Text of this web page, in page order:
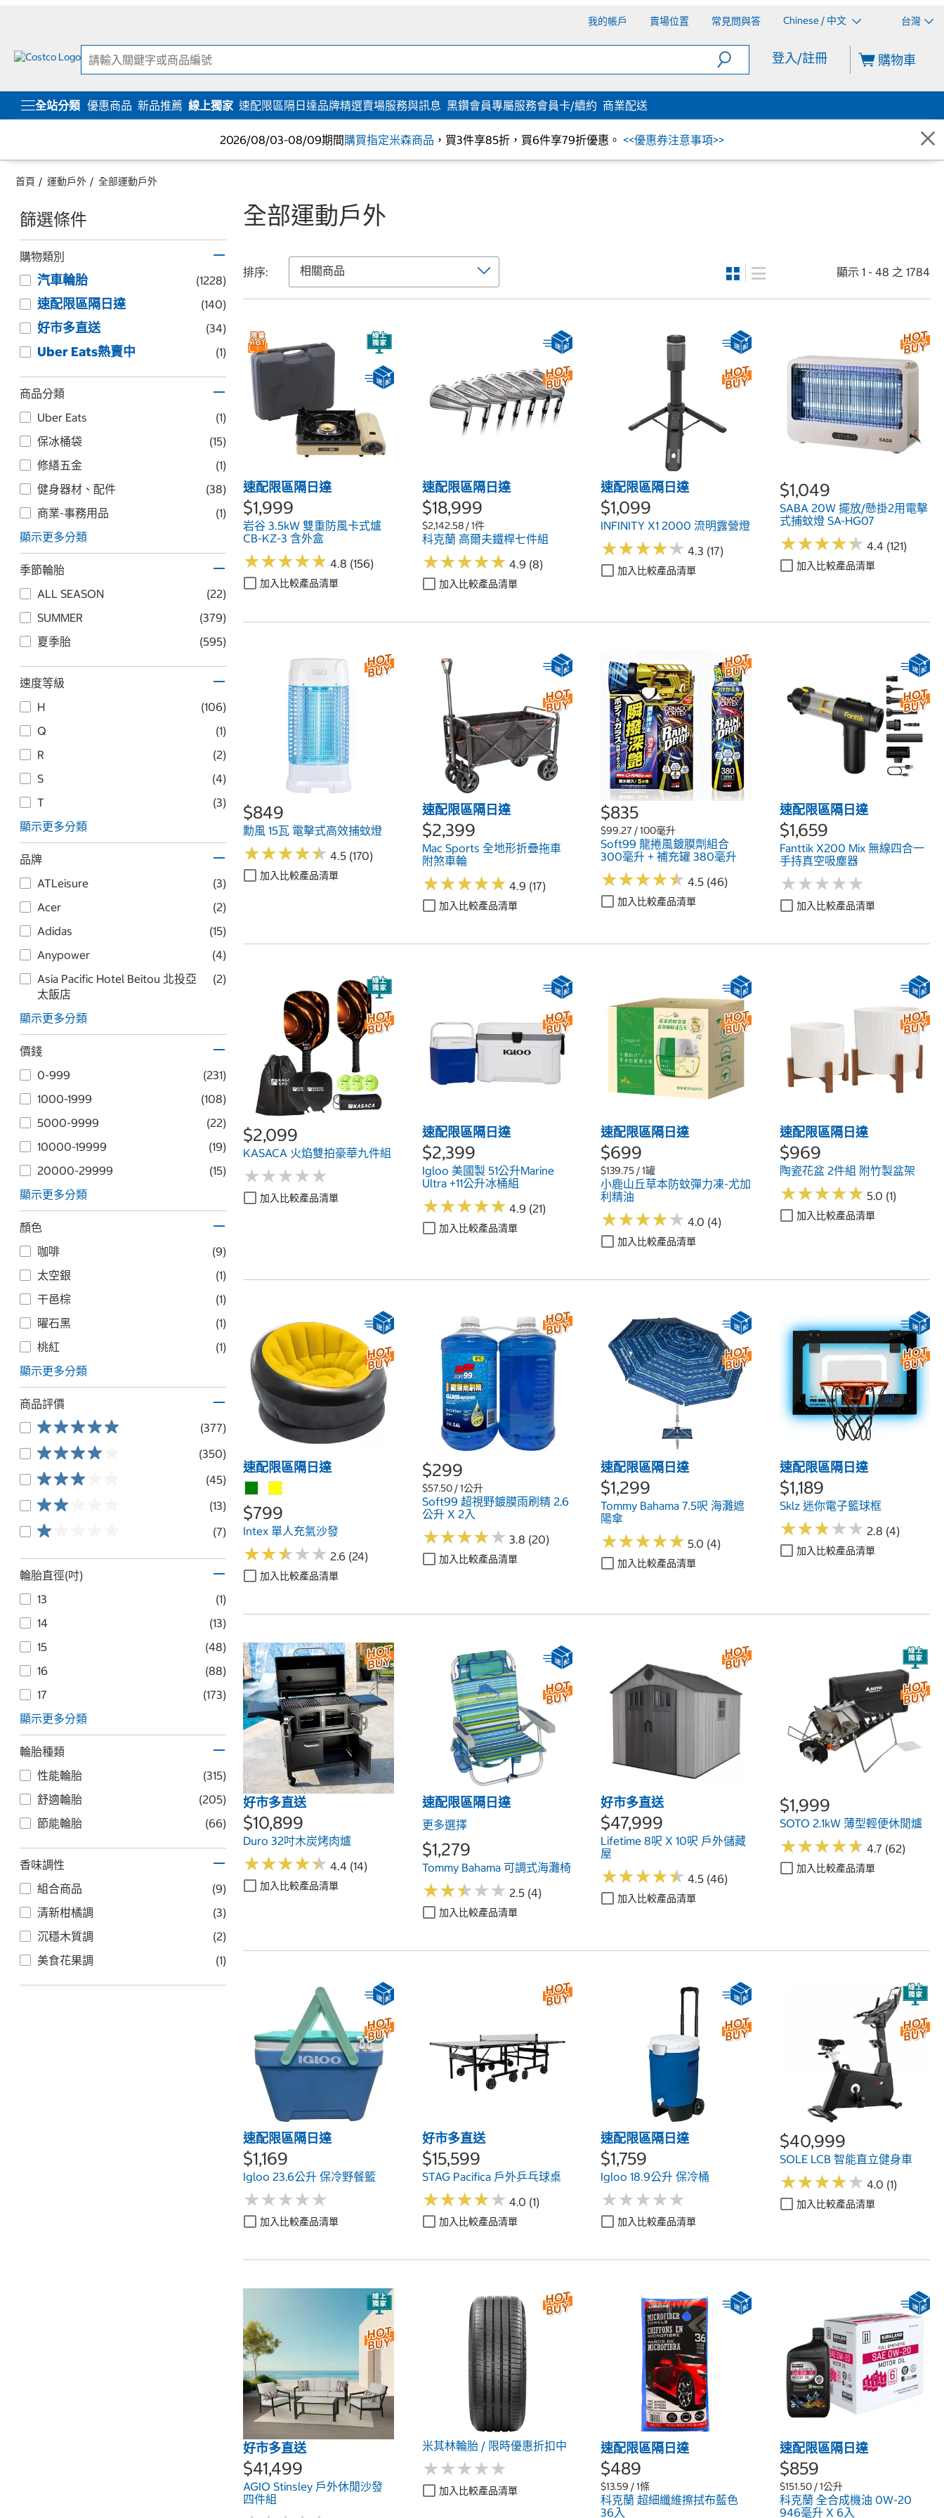
我的帳戶 賣場位置 常見問與答 Chinese / 中文 台灣
登入/註冊 購物車
全站分類 優惠商品 新品推薦 線上獨家 速配限區隔日達品牌精選賣場服務與訊息 黑鑽會員專屬服務會員卡/續約 商業配送
2026/08/03-08/09期間購買指定米森商品 ，買3件享85折，買6件享79折優惠。 <<優惠券注意事項>>
首頁 運動戶外 全部運動戶外
篩選條件
購物類別
汽車輪胎 (1228)
速配限區隔日達 (140)
好市多直送 (34)
Uber Eats熱賣中 (1)
商品分類
Uber Eats
(1)
保冰桶袋
(15)
修繕五金
(1)
健身器材、配件
(38)
商業-事務用品
(1)
顯示更多分類
季節輪胎
ALL SEASON
(22)
SUMMER
(379)
夏季胎
(595)
速度等級
H
(106)
Q
(1)
R
(2)
S
(4)
T
(3)
顯示更多分類
品牌
ATLeisure
(3)
Acer
(2)
Adidas
(15)
Anypower
(4)
Asia Pacific Hotel Beitou 北投亞
太飯店
(2)
顯示更多分類
價錢
0-999
(231)
1000-1999
(108)
5000-9999
(22)
10000-19999
(19)
20000-29999
(15)
顯示更多分類
顏色
咖啡
(9)
太空銀
(1)
干邑棕
(1)
曜石黑
(1)
桃紅
(1)
顯示更多分類
商品評價
(377)
(350)
(45)
(13)
(7)
輪胎直徑(吋)
13
(1)
14
(13)
15
(48)
16
(88)
17
(173)
顯示更多分類
輪胎種類
性能輪胎
(315)
舒適輪胎
(205)
節能輪胎
(66)
香味調性
組合商品
(9)
清新柑橘調
(3)
沉穩木質調
(2)
美食花果調
(1)
全部運動戶外
排序: 顯示 1 - 48 之 1784
速配限區隔日達
$1,999
岩谷 3.5kW 雙重防風卡式爐
CB-KZ-3 含外盒
★★★★★
★★★★★ 4.8 (156)
加入比較產品清單
速配限區隔日達
$18,999
$2,142.58 / 1件
科克蘭 高爾夫鐵桿七件組
★★★★★
★★★★★ 4.9 (8)
加入比較產品清單
速配限區隔日達
$1,099
INFINITY X1 2000 流明露營燈
★★★★★
★★★★★ 4.3 (17)
加入比較產品清單
$1,049
SABA 20W 擺放/懸掛2用電擊
式捕蚊燈 SA-HG07
★★★★★
★★★★★ 4.4 (121)
加入比較產品清單
$849
勳風 15瓦 電擊式高效捕蚊燈
★★★★★
★★★★★ 4.5 (170)
加入比較產品清單
速配限區隔日達
$2,399
Mac Sports 全地形折疊拖車
附煞車輪
★★★★★
★★★★★ 4.9 (17)
加入比較產品清單
$835
$99.27 / 100毫升
Soft99 龍捲風鍍膜劑組合
300毫升 + 補充罐 380毫升
★★★★★
★★★★★ 4.5 (46)
加入比較產品清單
速配限區隔日達
$1,659
Fanttik X200 Mix 無線四合一
手持真空吸塵器
★★★★★
★★★★★
加入比較產品清單
$2,099
KASACA 火焰雙拍豪華九件組
★★★★★
★★★★★
加入比較產品清單
速配限區隔日達
$2,399
Igloo 美國製 51公升Marine
Ultra +11公升冰桶組
★★★★★
★★★★★ 4.9 (21)
加入比較產品清單
速配限區隔日達
$699
$139.75 / 1罐
小鹿山丘草本防蚊彈力凍-尤加
利精油
★★★★★
★★★★★ 4.0 (4)
加入比較產品清單
速配限區隔日達
$969
陶瓷花盆 2件組 附竹製盆架
★★★★★
★★★★★ 5.0 (1)
加入比較產品清單
速配限區隔日達
$799
Intex 單人充氣沙發
★★★★★
★★★★★ 2.6 (24)
加入比較產品清單
$299
$57.50 / 1公升
Soft99 超視野鍍膜雨刷精 2.6
公升 X 2入
★★★★★
★★★★★ 3.8 (20)
加入比較產品清單
速配限區隔日達
$1,299
Tommy Bahama 7.5呎 海灘遮
陽傘
★★★★★
★★★★★ 5.0 (4)
加入比較產品清單
速配限區隔日達
$1,189
Sklz 迷你電子籃球框
★★★★★
★★★★★ 2.8 (4)
加入比較產品清單
好市多直送
$10,899
Duro 32吋木炭烤肉爐
★★★★★
★★★★★ 4.4 (14)
加入比較產品清單
速配限區隔日達
更多選擇
$1,279
Tommy Bahama 可調式海灘椅
★★★★★
★★★★★ 2.5 (4)
加入比較產品清單
好市多直送
$47,999
Lifetime 8呎 X 10呎 戶外儲藏
屋
★★★★★
★★★★★ 4.5 (46)
加入比較產品清單
$1,999
SOTO 2.1kW 薄型輕便休閒爐
★★★★★
★★★★★ 4.7 (62)
加入比較產品清單
速配限區隔日達
$1,169
Igloo 23.6公升 保冷野餐籃
★★★★★
★★★★★
加入比較產品清單
好市多直送
$15,599
STAG Pacifica 戶外乒乓球桌
★★★★★
★★★★★ 4.0 (1)
加入比較產品清單
速配限區隔日達
$1,759
Igloo 18.9公升 保冷桶
★★★★★
★★★★★
加入比較產品清單
$40,999
SOLE LCB 智能直立健身車
★★★★★
★★★★★ 4.0 (1)
加入比較產品清單
好市多直送
$41,499
AGIO Stinsley 戶外休閒沙發
四件組
米其林輪胎 / 限時優惠折扣中
★★★★★
★★★★★
加入比較產品清單
速配限區隔日達
$489
$13.59 / 1條
科克蘭 超細纖維擦拭布藍色
36入
速配限區隔日達
$859
$151.50 / 1公升
科克蘭 全合成機油 0W-20
946毫升 X 6入